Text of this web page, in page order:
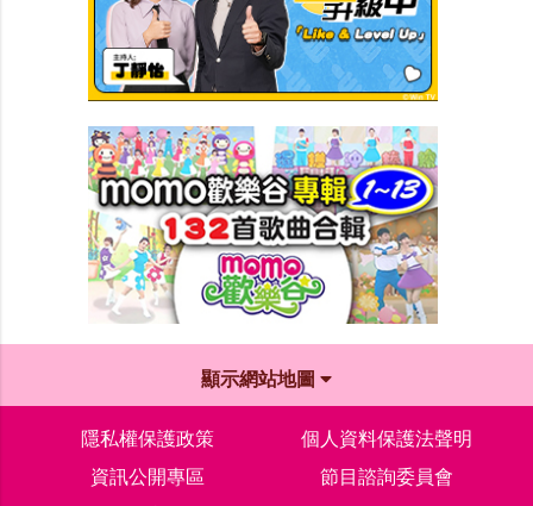
顯示網站地圖
隱私權保護政策
個人資料保護法聲明
資訊公開專區
節目諮詢委員會